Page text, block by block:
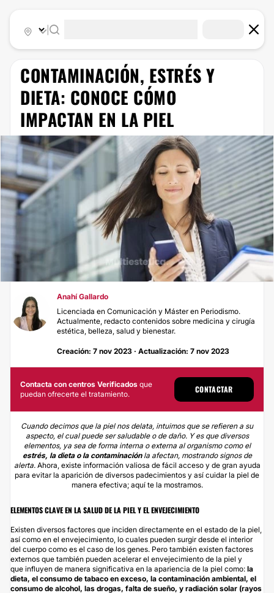
CONTAMINACIÓN, ESTRÉS Y
DIETA: CONOCE CÓMO
IMPACTAN EN LA PIEL
Anahí Gallardo
Licenciada en Comunicación y Máster en Periodismo.
Actualmente, redacto contenidos sobre medicina y cirugía
estética, belleza, salud y bienestar.
Creación: 7 nov 2023 · Actualización: 7 nov 2023
Contacta con centros Verificados que
puedan ofrecerte el tratamiento.
CONTACTAR
Cuando decimos que la piel nos delata, intuimos que se refieren a su
aspecto, el cual puede ser saludable o de daño. Y es que diversos
elementos, ya sea de forma interna o externa al organismo como el
estrés, la dieta o la contaminaciónla afectan, mostrando signos de
alerta. Ahora, existe información valiosa de fácil acceso y de gran ayuda
para evitar la aparición de diversos padecimientos y así cuidar la piel de
manera efectiva; aquí te la mostramos.
ELEMENTOS CLAVE EN LA SALUD DE LA PIEL Y EL ENVEJECIMIENTO
Existen diversos factores que inciden directamente en el estado de la piel,
así como en el envejecimiento, lo cuales pueden surgir desde el interior
del cuerpo como es el caso de los genes. Pero también existen factores
externos que también pueden acelerar el envejecimiento de la piel y
que influyen de manera significativa en la apariencia de la piel como: la
dieta, el consumo de tabaco en exceso, la contaminación ambiental, el
consumo de alcohol, las drogas, falta de sueño, y radiación solar (rayos